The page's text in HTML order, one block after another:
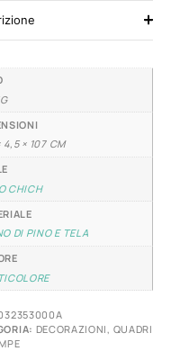
4,5 × 107 CM
CHICH
DI PINO E TELA
DECORAZIONI QUADRI